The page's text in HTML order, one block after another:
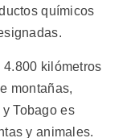
químicos
kilómetros
montañas,
Tobago es
y animales.